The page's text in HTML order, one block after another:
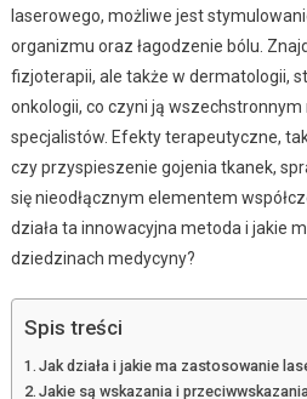
laserowego, możliwe jest
organizmu oraz łagodzenie bólu.
fizjoterapii, ale także w dermatologii,
onkologii, co czyni ją
specjalistów. Efekty terapeutyczne,
czy przyspieszenie gojenia tkanek,
się nieodłącznym elementem
działa ta innowacyjna metoda i jakie
dziedzinach medycyny?
Spis treści
Jak działa i jakie ma zastosowanie
Jakie są wskazania i